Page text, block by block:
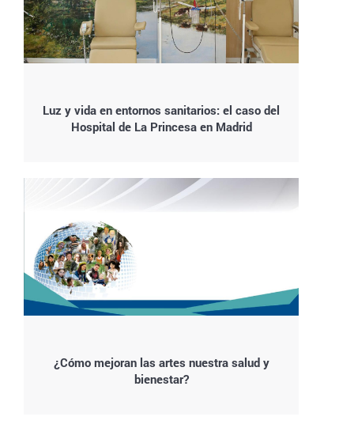
Luz y vida en entornos sanitarios: el caso del
Hospital de La Princesa en Madrid
¿Cómo mejoran las artes nuestra salud y
bienestar?